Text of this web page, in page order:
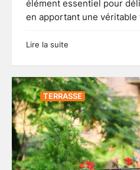
élément essentiel pour
en apportant une
Lire la suite
TERRASSE